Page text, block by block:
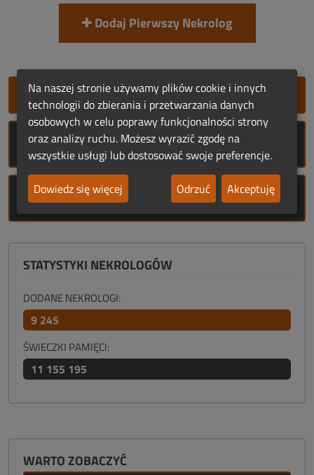
Dodaj Pierwszy Nekrolog
SZYBKIE DODANIE NEKROLOGU
ROCZNICE ŚMIERCI
ROCZNICE URODZIN
STATYSTYKI NEKROLOGÓW
DODANE NEKROLOGI:
9 245
ŚWIECZKI PAMIĘCI:
11 155 195
WARTO ZOBACZYĆ
Na naszej stronie używamy plików cookie i innych
technologii do zbierania i przetwarzania danych
osobowych w celu poprawy funkcjonalności strony
oraz analizy ruchu. Możesz wyrazić zgodę na
wszystkie usługi lub dostosować swoje preferencje.
Dowiedz się więcej
Odrzuć Akceptuję